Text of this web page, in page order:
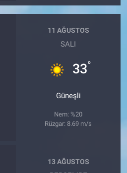
11 AĞUSTOS
SALI
33°
Güneşli
Nem: %20
Rüzgar: 8.69 m/s
13 AĞUSTOS